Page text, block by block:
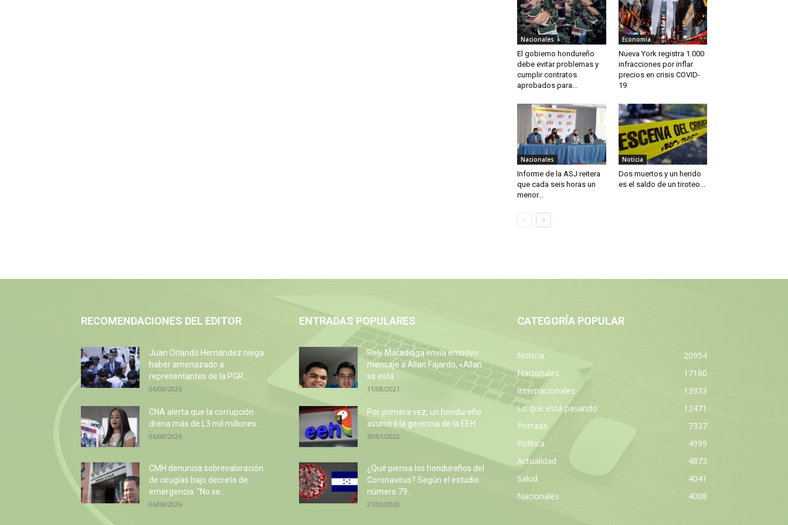
Nacionales
El gobierno hondureño
debe evitar problemas y
cumplir contratos
aprobados para...
Economía
Nueva York registra 1.000
infracciones por inflar
precios en crisis COVID-
19
Nacionales
Informe de la ASJ reitera
que cada seis horas un
menor...
Noticia
Dos muertos y un herido
es el saldo de un tiroteo...
RECOMENDACIONES DEL EDITOR
Juan Orlando Hernández niega
haber amenazado a
representantes de la PGR...
06/08/2026
CNA alerta que la corrupción
drena más de L3 mil millones...
06/08/2026
CMH denuncia sobrevaloración
de cirugías bajo decreto de
emergencia: “No se...
06/08/2026
ENTRADAS POPULARES
Rely Maradiaga envía emotivo
mensaje a Allan Fajardo, «Allan
se está...
11/08/2021
Por primera vez, un hondureño
asumirá la gerencia de la EEH
30/01/2022
¿Qué piensa los hondureños del
Coronavirus? Según el estudio
número 79...
27/03/2020
CATEGORÍA POPULAR
Noticia
20954
Nacionales
17180
Internacionales
13933
Lo que está pasando
12471
Portada
7327
Política
4999
Actualidad
4873
Salud
4041
Nacionales
4008